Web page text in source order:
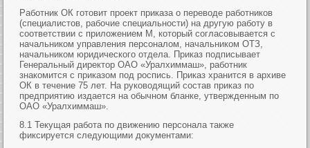
Работник ОК готовит проект приказа о переводе работников
(специалистов, рабочие специальности) на другую работу в
соответствии с приложением М, который согласовывается с
начальником управления персоналом, начальником ОТЗ,
начальником юридического отдела. Приказ подписывает
Генеральный директор ОАО «Уралхиммаш», работник
знакомится с приказом под роспись. Приказ хранится в архиве
ОК в течение 75 лет. На руководящий состав приказ по
предприятию издается на обычном бланке, утвержденным по
ОАО «Уралхиммаш».
8.1 Текущая работа по движению персонала также
фиксируется следующими документами: